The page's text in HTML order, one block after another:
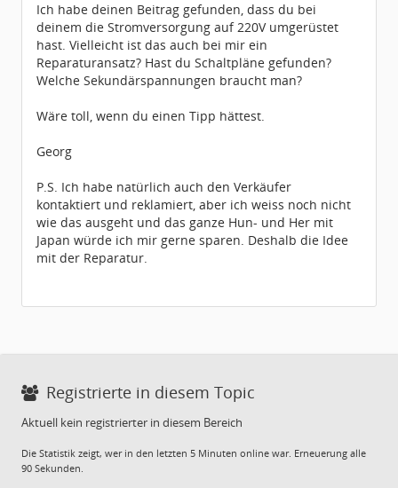
Ich habe deinen Beitrag gefunden, dass du bei
deinem die Stromversorgung auf 220V umgerüstet
hast. Vielleicht ist das auch bei mir ein
Reparaturansatz? Hast du Schaltpläne gefunden?
Welche Sekundärspannungen braucht man?
Wäre toll, wenn du einen Tipp hättest.
Georg
P.S. Ich habe natürlich auch den Verkäufer
kontaktiert und reklamiert, aber ich weiss noch nicht
wie das ausgeht und das ganze Hun- und Her mit
Japan würde ich mir gerne sparen. Deshalb die Idee
mit der Reparatur.
Registrierte in diesem Topic
Aktuell kein registrierter in diesem Bereich
Die Statistik zeigt, wer in den letzten 5 Minuten online war. Erneuerung alle
90 Sekunden.